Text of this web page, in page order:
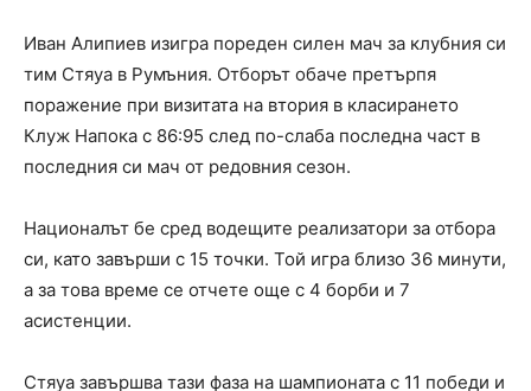
Иван Алипиев изигра пореден силен мач за клубния си
тим Стяуа в Румъния. Отборът обаче претърпя
поражение при визитата на втория в класирането
Клуж Напока с 86:95 след по-слаба последна част в
последния си мач от редовния сезон.
Националът бе сред водещите реализатори за отбора
си, като завърши с 15 точки. Той игра близо 36 минути,
а за това време се отчете още с 4 борби и 7
асистенции.
Стяуа завършва тази фаза на шампионата с 11 победи и